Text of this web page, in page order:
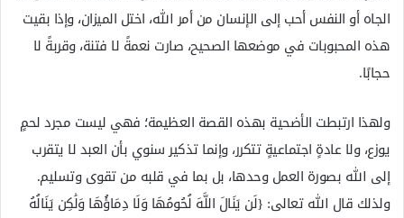
الجاه أو النفس أحب إلى الإنسان من أمر الله، اختل الميزان، وإذا بقيت
هذه المحبوبات في موضعها الصحيح، صارت نعمةً لا فتنة، وقربةً لا
حجابًا.
ولهذا ارتبطت الأضحية بهذه القصة العظيمة؛ فهي ليست مجرد لحمٍ
يوزع، ولا عادةٍ اجتماعيةٍ تتكرر، وإنما تذكير سنوي بأن العبد لا يتقرب
إلى الله بصورة العمل وحدها، بل بما في قلبه من تقوى وتسليم.
ولذلك قال الله تعالى: {لَن يَنَالَ اللَّهَ لُحُومُهَا وَلَا دِمَاؤُهَا وَلَٰكِن يَنَالُهُ